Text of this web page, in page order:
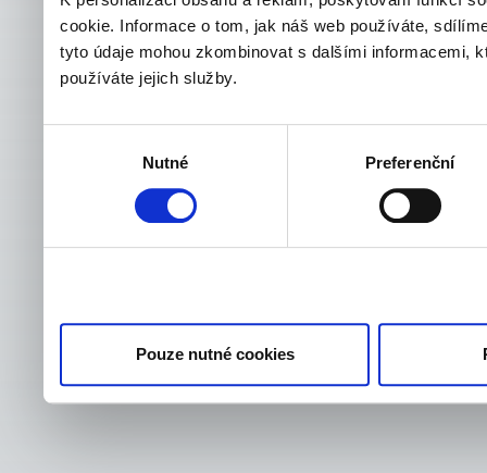
cookie. Informace o tom, jak náš web používáte,
tyto údaje mohou zkombinovat s dalšími informacemi,
používáte jejich služby.
Nutné Preferenční
Pouze nutné cookies